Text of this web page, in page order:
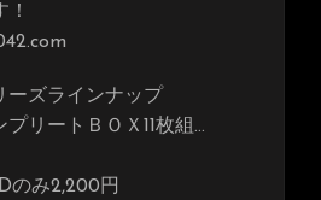
ーズラインナップ
リートＢＯＸ11枚組…
のみ2,200円